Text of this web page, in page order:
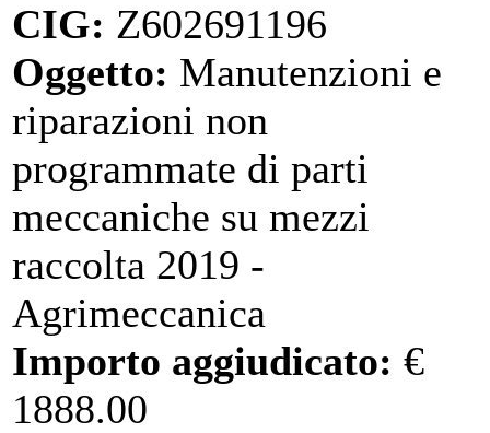
CIG: Z602691196
Oggetto: Manutenzioni e
riparazioni non
programmate di parti
meccaniche su mezzi
raccolta 2019 -
Agrimeccanica
Importo aggiudicato: €
1888.00